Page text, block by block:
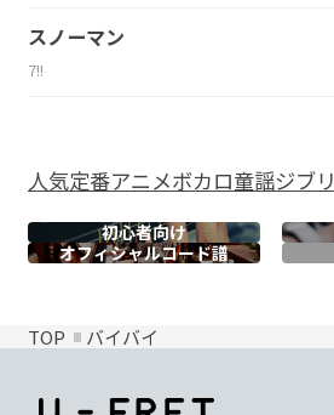
スノーマン
7!!
人気定番アニメボカロ童謡ジブリ
初心者向け
オフィシャルコード譜
TOP バイバイ